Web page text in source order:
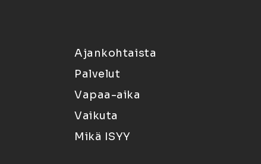
Ajankohtaista
Palvelut
Vapaa-aika
Vaikuta
Mikä ISYY